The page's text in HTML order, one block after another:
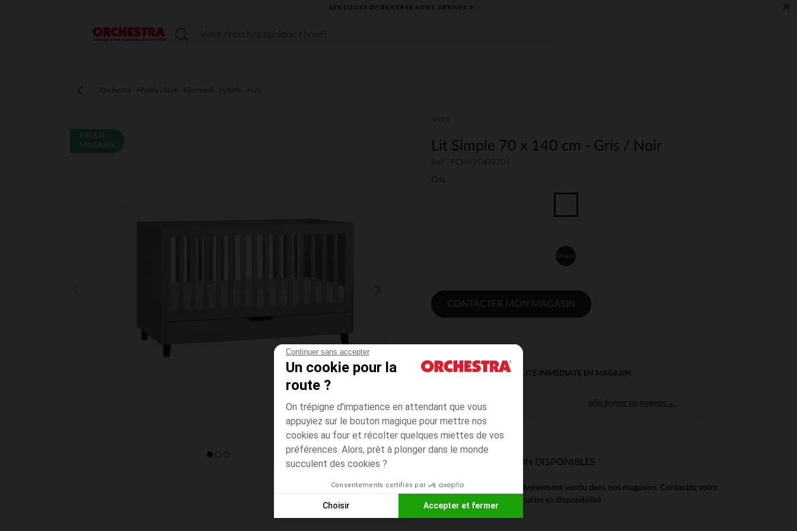
Continuer sans accepter
Un cookie pour la
route ?
On trépigne d'impatience en attendant que vous
appuyiez sur le bouton magique pour mettre nos
cookies au four et récolter quelques miettes de vos
préférences. Alors, prêt à plonger dans le monde
succulent des cookies ?
Consentements certifiés par
Choisir Accepter et fermer
LES LOOKS DE RENTRÉE SONT ARRIVÉS ✨ ×
Menu
Orchestra Puériculture Sommeil Literie Lits
EXCLU
MAGASIN
Lit Simple 70 x 140 cm - Gris / Noir
Gris
Unique
CONTACTER MON MAGASIN
DISPONIBILITÉ IMMÉDIATE EN MAGASIN
sélectionner un magasin →
MODES DE LIVRAISON DISPONIBLES
Ce produit est exclusivement vendu dans nos magasins. Contactez votre
magasin pour connaître sa disponibilité